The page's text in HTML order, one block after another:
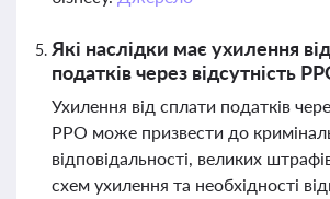
Які наслідки має ухилення
податків через відсутність
Ухилення від сплати податків
РРО може призвести до
відповідальності, великих
схем ухилення та необхідності